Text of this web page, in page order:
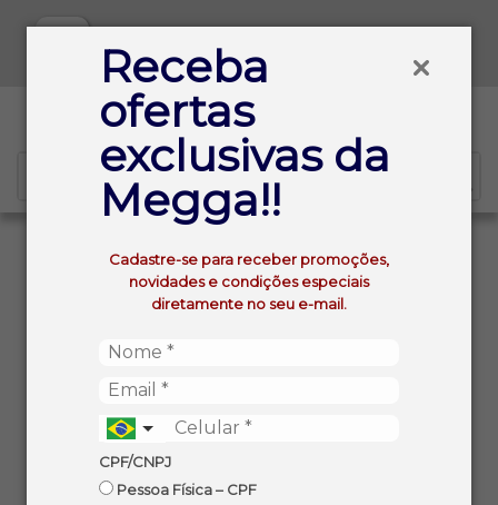
Receba
ofertas
exclusivas da
Megga!!
Cadastre-se para receber promoções,
novidades e condições especiais
diretamente no seu e-mail.
CPF/CNPJ
Pessoa Física – CPF
MAMINHA BOVINA CONGELADA FRIBOI KG